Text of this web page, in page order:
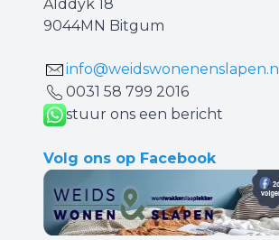
Alddyk 18
9044MN Bitgum
info@weidswonenenslapen.nl
0031 ‪58 799 2016‬
stuur ons een bericht
Volg ons op Facebook